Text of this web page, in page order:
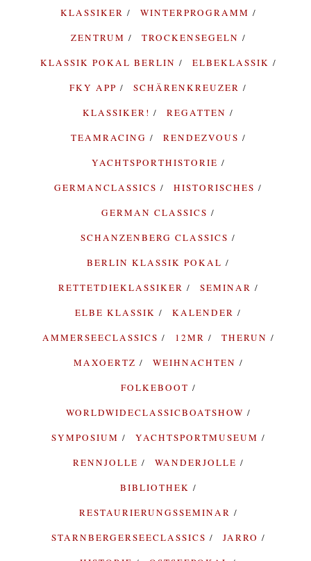
KLASSIKER
WINTERPROGRAMM
ZENTRUM
TROCKENSEGELN
KLASSIK POKAL BERLIN
ELBEKLASSIK
FKY APP
SCHÄRENKREUZER
KLASSIKER!
REGATTEN
TEAMRACING
RENDEZVOUS
YACHTSPORTHISTORIE
GERMANCLASSICS
HISTORISCHES
GERMAN CLASSICS
SCHANZENBERG CLASSICS
BERLIN KLASSIK POKAL
RETTETDIEKLASSIKER
SEMINAR
ELBE KLASSIK
KALENDER
AMMERSEECLASSICS
12MR
THERUN
MAXOERTZ
WEIHNACHTEN
FOLKEBOOT
WORLDWIDECLASSICBOATSHOW
SYMPOSIUM
YACHTSPORTMUSEUM
RENNJOLLE
WANDERJOLLE
BIBLIOTHEK
RESTAURIERUNGSSEMINAR
STARNBERGERSEECLASSICS
JARRO